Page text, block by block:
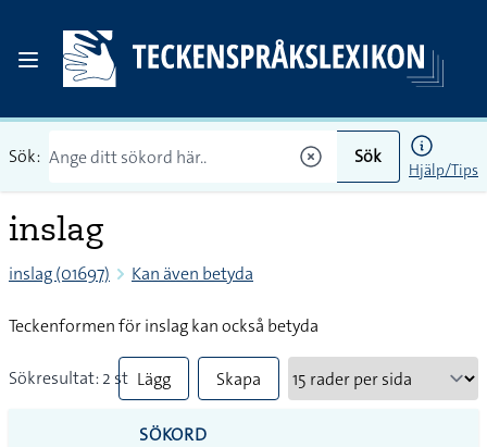
Sök: Sök
Hjälp/Tips
inslag
inslag (01697) Kan även betyda
Teckenformen för inslag kan också betyda
Sökresultat: 2 st Lägg
till
Skapa
SÖKORD